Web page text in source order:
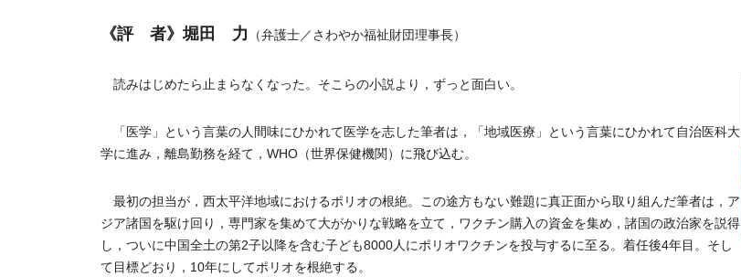
《評 者》堀田 力 （弁護士／さわやか福祉財団理事長）
読みはじめたら止まらなくなった。そこらの小説より，ずっと面白い。
「医学」という言葉の人間味にひかれて医学を志した筆者は，「地域医療」という言葉にひかれて自治医科大
学に進み，離島勤務を経て，WHO（世界保健機関）に飛び込む。
最初の担当が，西太平洋地域におけるポリオの根絶。この途方もない難題に真正面から取り組んだ筆者は，ア
ジア諸国を駆け回り，専門家を集めて大がかりな戦略を立て，ワクチン購入の資金を集め，諸国の政治家を説得
し，ついに中国全土の第2子以降を含む子ども8000人にポリオワクチンを投与するに至る。着任後4年目。そし
て目標どおり，10年にしてポリオを根絶する。